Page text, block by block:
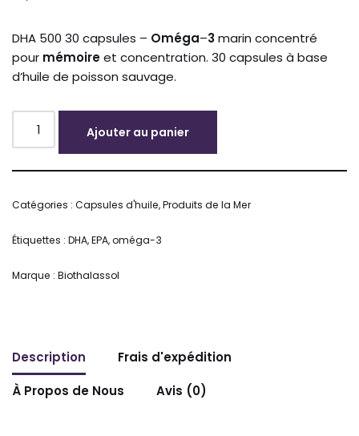
DHA 500 30 capsules – Oméga–3 marin concentré
pour mémoireet concentration. 30 capsules à base
d’huile de poisson sauvage.
Ajouter au panier
Catégories : Capsules d'huile,Produits de la Mer
Étiquettes : DHA,EPA,oméga-3
Marque : Biothalassol
Description
Frais d'expédition
À Propos de Nous
Avis (0)